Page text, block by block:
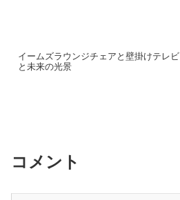
イームズラウンジチェアと壁掛けテレビ
と未来の光景
コメント